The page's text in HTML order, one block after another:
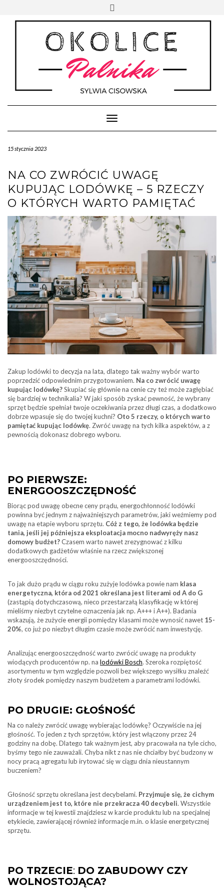
content
Toggle Navigation
15 stycznia 2023
NA CO ZWRÓCIĆ UWAGĘ
KUPUJĄC LODÓWKĘ – 5 RZECZY
O KTÓRYCH WARTO PAMIĘTAĆ
Zakup lodówki to decyzja na lata, dlatego tak ważny wybór warto
poprzedzić odpowiednim przygotowaniem. Na co zwrócić uwagę
kupując lodówkę?Skupiać się głównie na cenie czy też może zagłębiać
się bardziej w technikalia? W jaki sposób zyskać pewność, że wybrany
sprzęt będzie spełniał twoje oczekiwania przez długi czas, a dodatkowo
dobrze wpasuje się do twojej kuchni? Oto 5 rzeczy, o których warto
pamiętać kupując lodówkę. Zwróć uwagę na tych kilka aspektów, a z
pewnością dokonasz dobrego wyboru.
PO PIERWSZE:
ENERGOOSZCZĘDNOŚĆ
Biorąc pod uwagę obecne ceny prądu, energochłonność lodówki
powinna być jednym z najważniejszych parametrów, jaki weźmiemy pod
uwagę na etapie wyboru sprzętu. Cóż z tego, że lodówka będzie
tania, jeśli jej późniejsza eksploatacja mocno nadwyręży nasz
domowy budżet?Czasem warto nawet zrezygnować z kilku
dodatkowych gadżetów właśnie na rzecz zwiększonej
energooszczędności.
To jak dużo prądu w ciągu roku zużyje lodówka powie nam klasa
energetyczna, która od 2021 określana jest literami od A do G
(zastąpią dotychczasową, nieco przestarzałą klasyfikację w której
mieliśmy niezbyt czytelne oznaczenia jak np. A+++ i A++). Badania
wskazują, że zużycie energii pomiędzy klasami może wynosić nawet 15-
20%, co już po niezbyt długim czasie może zwrócić nam inwestycję.
Analizując energooszczędność warto zwrócić uwagę na produkty
wiodących producentów np. na lodówki Bosch. Szeroka rozpiętość
asortymentu w tym względzie pozwoli bez większego wysiłku znaleźć
złoty środek pomiędzy naszym budżetem a parametrami lodówki.
PO DRUGIE: GŁOŚNOŚĆ
Na co należy zwrócić uwagę wybierając lodówkę? Oczywiście na jej
głośność. To jeden z tych sprzętów, który jest włączony przez 24
godziny na dobę. Dlatego tak ważnym jest, aby pracowała na tyle cicho,
byśmy tego nie zauważali. Chyba nikt z nas nie chciałby być budzony w
nocy pracą agregatu lub irytować się w ciągu dnia nieustannym
buczeniem?
Głośność sprzętu określana jest decybelami. Przyjmuje się, że cichym
urządzeniem jest to, które nie przekracza 40 decybeli. Wszystkie
informacje w tej kwestii znajdziesz w karcie produktu lub na specjalnej
etykiecie, zawierającej również informacje m.in. o klasie energetycznej
sprzętu.
PO TRZECIE: DO ZABUDOWY CZY
WOLNOSTOJĄCA?